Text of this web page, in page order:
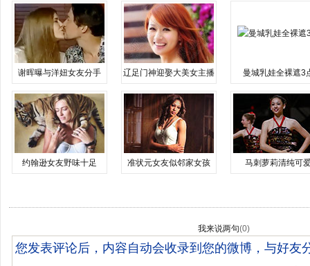
谢晖曝与洋妞女友分手 辽足门神迎娶大美女主播 曼城乳娃全裸遮3
约翰逊女友野味十足 准状元女友似邻家女孩 马刺萝莉清纯可
我来说两句(0)